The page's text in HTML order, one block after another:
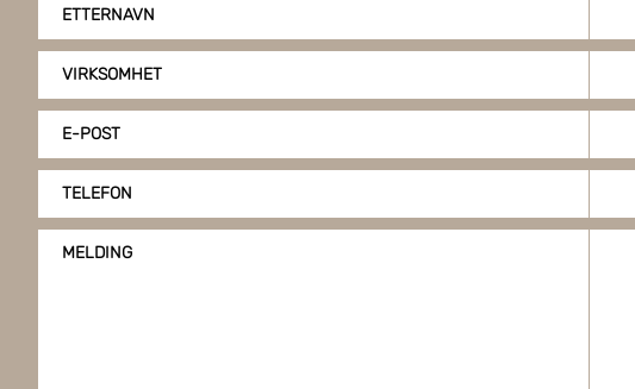
ETTERNAVN
VIRKSOMHET
E-POST
TELEFON
MELDING